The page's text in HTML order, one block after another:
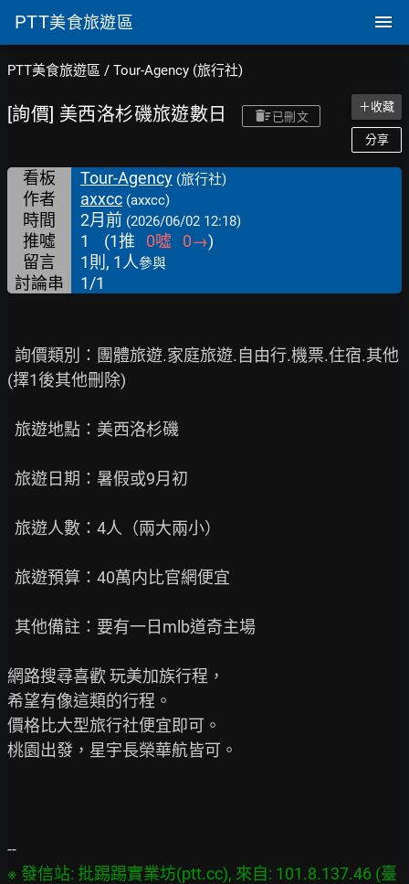
PTT美食旅遊區
PTT美食旅遊區 / Tour-Agency (旅行社)
[詢價] 美西洛杉磯旅遊數日 已刪文
＋收藏
分享
看板 Tour-Agency (旅行社)
作者 axxcc (axxcc)
時間 2月前 (2026/06/02 12:18)
推噓 1 (1推 0噓 0→)
留言
1則, 1人參與
討論串 1/1
(擇1後其他刪除)
網路搜尋喜歡 玩美加族行程，
希望有像這類的行程。
價格比大型旅行社便宜即可。
桃園出發，星宇長榮華航皆可。
※ 發信站: 批踢踢實業坊(ptt.cc), 來自: 101.8.137.46 (臺